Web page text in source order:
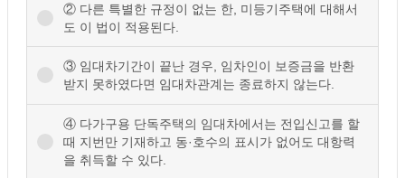
② 다른 특별한 규정이 없는 한, 미등기주택에 대해서
도 이 법이 적용된다.
③ 임대차기간이 끝난 경우, 임차인이 보증금을 반환
받지 못하였다면 임대차관계는 종료하지 않는다.
④ 다가구용 단독주택의 임대차에서는 전입신고를 할
때 지번만 기재하고 동·호수의 표시가 없어도 대항력
을 취득할 수 있다.